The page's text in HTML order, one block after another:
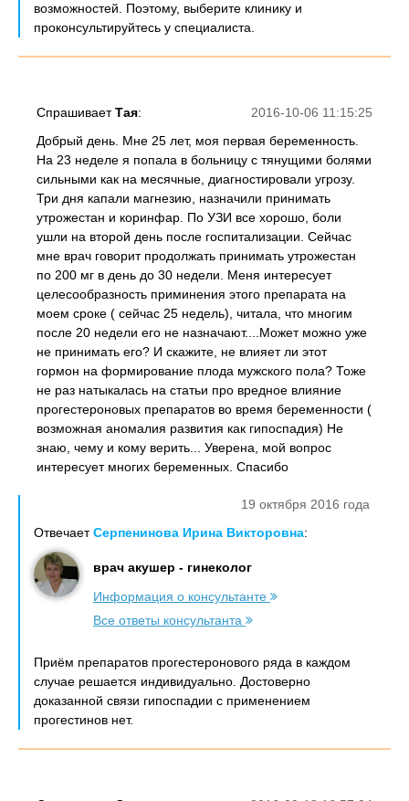
возможностей. Поэтому, выберите клинику и
проконсультируйтесь у специалиста.
2016-10-06 11:15:25
СпрашиваетТая:
Добрый день. Мне 25 лет, моя первая беременность.
На 23 неделе я попала в больницу с тянущими болями
сильными как на месячные, диагностировали угрозу.
Три дня капали магнезию, назначили принимать
утрожестан и коринфар. По УЗИ все хорошо, боли
ушли на второй день после госпитализации. Сейчас
мне врач говорит продолжать принимать утрожестан
по 200 мг в день до 30 недели. Меня интересует
целесообразность приминения этого препарата на
моем сроке ( сейчас 25 недель), читала, что многим
после 20 недели его не назначают....Может можно уже
не принимать его? И скажите, не влияет ли этот
гормон на формирование плода мужского пола? Тоже
не раз натыкалась на статьи про вредное влияние
прогестероновых препаратов во время беременности (
возможная аномалия развития как гипоспадия) Не
знаю, чему и кому верить... Уверена, мой вопрос
интересует многих беременных. Спасибо
19 октября 2016 года
ОтвечаетСерпенинова Ирина Викторовна:
врач акушер - гинеколог
Информация о консультанте
Все ответы консультанта
Приём препаратов прогестеронового ряда в каждом
случае решается индивидуально. Достоверно
доказанной связи гипоспадии с применением
прогестинов нет.